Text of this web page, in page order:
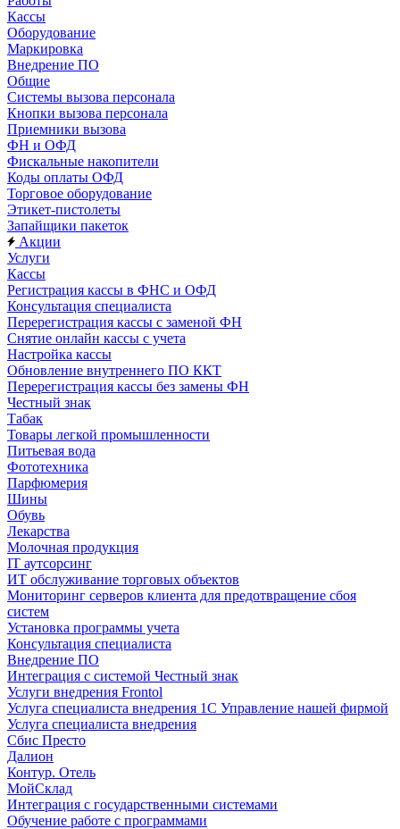
Кассы
Оборудование
Маркировка
Внедрение ПО
Общие
Системы вызова персонала
Кнопки вызова персонала
Приемники вызова
ФН и ОФД
Фискальные накопители
Коды оплаты ОФД
Торговое оборудование
Этикет-пистолеты
Запайщики пакеток
Акции
Услуги
Кассы
Регистрация кассы в ФНС и ОФД
Консультация специалиста
Перерегистрация кассы с заменой ФН
Снятие онлайн кассы с учета
Настройка кассы
Обновление внутреннего ПО ККТ
Перерегистрация кассы без замены ФН
Честный знак
Табак
Товары легкой промышленности
Питьевая вода
Фототехника
Парфюмерия
Шины
Обувь
Лекарства
Молочная продукция
IT аутсорсинг
ИТ обслуживание торговых объектов
Мониторинг серверов клиента для предотвращение сбоя
систем
Установка программы учета
Консультация специалиста
Внедрение ПО
Интеграция с системой Честный знак
Услуги внедрения Frontol
Услуга специалиста внедрения 1С Управление нашей фирмой
Услуга специалиста внедрения
Сбис Престо
Далион
Контур. Отель
МойСклад
Интеграция с государственными системами
Обучение работе с программами